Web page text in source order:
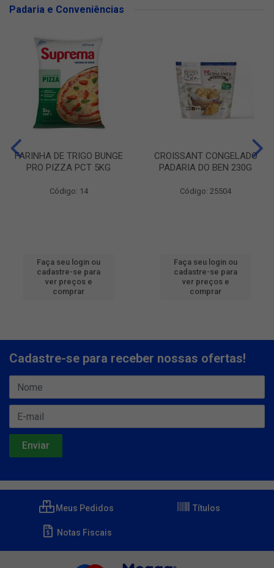
Padaria e Conveniências
FARINHA DE TRIGO BUNGE
PRO PIZZA PCT 5KG
Código: 14
Faça seu login ou
cadastre-se para
ver preços e
comprar
CROISSANT CONGELADO
PADARIA DO BEN 230G
Código: 25504
Faça seu login ou
cadastre-se para
ver preços e
comprar
Cadastre-se para receber nossas ofertas!
Meus Pedidos Títulos
Notas Fiscais